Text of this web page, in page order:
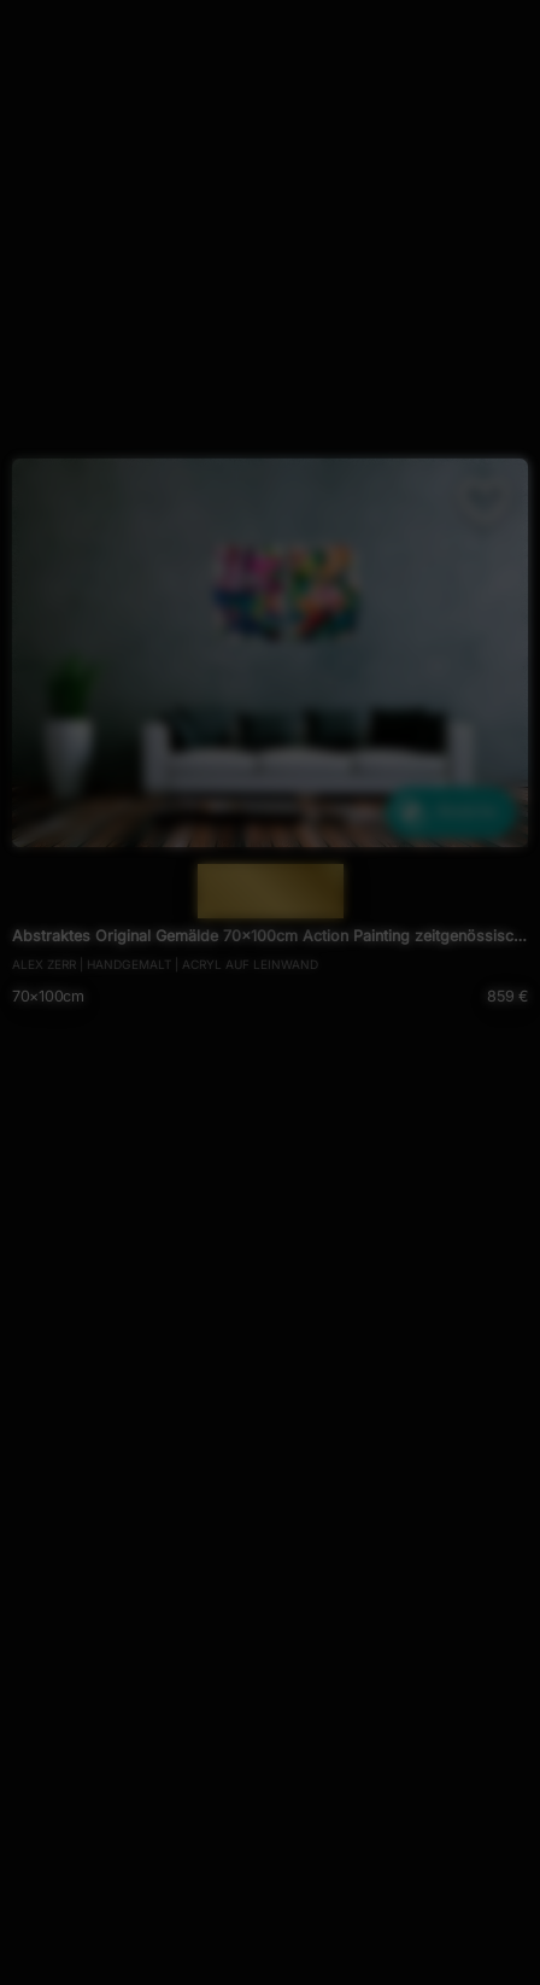
Abstraktes Original Gemälde 70x100cm Action Painting zeitgenössisch
handgemalt Fluid Painting bunt weiß blau einzigartig
ALEX ZERR | HANDGEMALT | ACRYL AUF LEINWAND
70×100cm 859 €